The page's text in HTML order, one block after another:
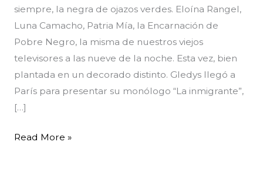
siempre, la negra de ojazos verdes. Eloína Rangel,
Luna Camacho, Patria Mía, la Encarnación de
Pobre Negro, la misma de nuestros viejos
televisores a las nueve de la noche. Esta vez, bien
plantada en un decorado distinto. Gledys llegó a
París para presentar su monólogo “La inmigrante”,
[…]
Read More »